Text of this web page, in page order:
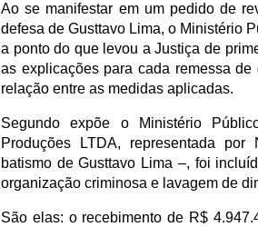
Ao se manifestar em um pedido de
defesa de Gusttavo Lima, o Ministério
a ponto do que levou a Justiça de
as explicações para cada remessa
relação entre as medidas aplicadas.
Segundo expõe o Ministério
Produções LTDA, representada
batismo de Gusttavo Lima –, foi
organização criminosa e lavagem de
São elas: o recebimento de R$